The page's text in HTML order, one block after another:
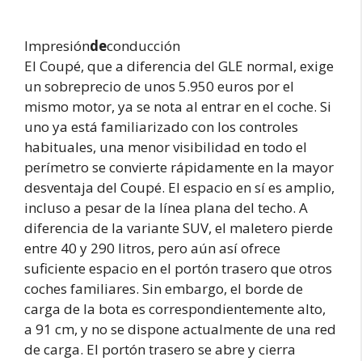
Impresióndeconducción
El Coupé, que a diferencia del GLE normal, exige
un sobreprecio de unos 5.950 euros por el
mismo motor, ya se nota al entrar en el coche. Si
uno ya está familiarizado con los controles
habituales, una menor visibilidad en todo el
perímetro se convierte rápidamente en la mayor
desventaja del Coupé. El espacio en sí es amplio,
incluso a pesar de la línea plana del techo. A
diferencia de la variante SUV, el maletero pierde
entre 40 y 290 litros, pero aún así ofrece
suficiente espacio en el portón trasero que otros
coches familiares. Sin embargo, el borde de
carga de la bota es correspondientemente alto,
a 91 cm, y no se dispone actualmente de una red
de carga. El portón trasero se abre y cierra